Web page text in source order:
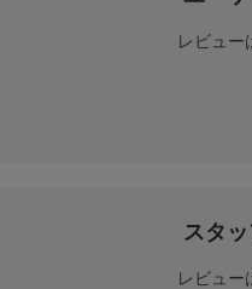
レビュー
スタ
レビュー